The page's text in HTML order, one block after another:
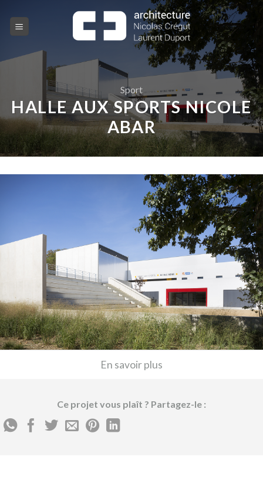
content
Sport
HALLE AUX SPORTS NICOLE
ABAR
En savoir plus
Ce projet vous plaît ? Partagez-le :